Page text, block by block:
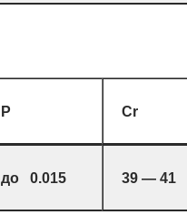
P Cr
до 0.015 39 — 41